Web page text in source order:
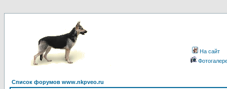
На сайт
Список форумов www.nkpveo.ru